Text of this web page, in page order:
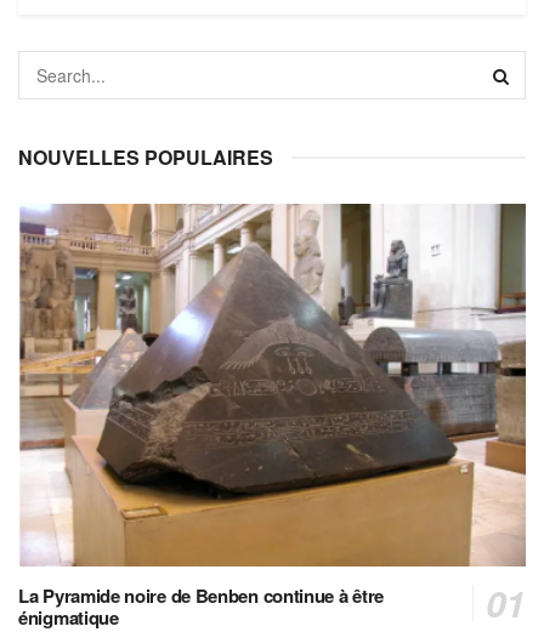
NOUVELLES POPULAIRES
La Pyramide noire de Benben continue à être
énigmatique